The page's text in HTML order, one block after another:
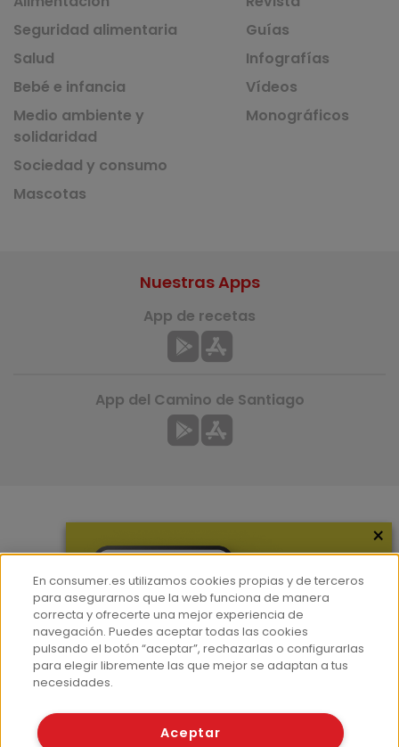
Seguridad alimentaria
Salud
Bebé e infancia
Medio ambiente y
solidaridad
Sociedad y consumo
Mascotas
Guías
Infografías
Vídeos
Monográficos
Hemeroteca
Contacto
Prensa
Corpus Lingüístico Consumer
Nuestras Apps
App de recetas
App del Camino de Santiago
© Fundación EROSKI
×
En consumer.es utilizamos cookies propias y de terceros
para asegurarnos que la web funciona de manera
correcta y ofrecerte una mejor experiencia de
navegación. Puedes aceptar todas las cookies
pulsando el botón “aceptar”, rechazarlas o configurarlas
para elegir libremente las que mejor se adaptan a tus
necesidades.
Aceptar